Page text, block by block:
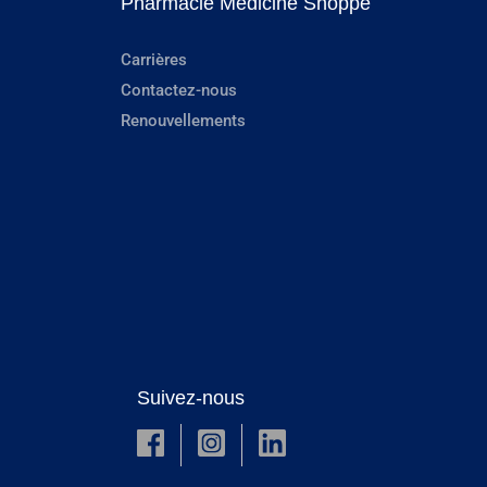
Carrières
Contactez-nous
Renouvellements
Suivez-nous